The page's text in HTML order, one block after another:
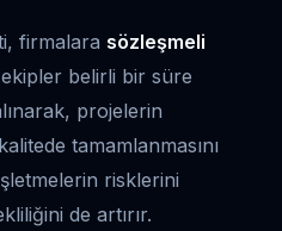
firmalara sözleşmeli
belirli bir süre
projelerin
tamamlanmasını
risklerini
de artırır.